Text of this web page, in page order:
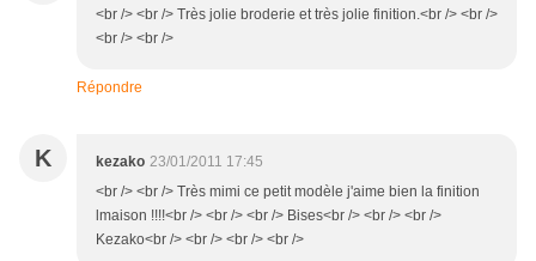
<br /> <br /> Très jolie broderie et très jolie finition.<br /> <br />
<br /> <br />
Répondre
K kezako 23/01/2011 17:45
<br /> <br /> Très mimi ce petit modèle j'aime bien la finition
lmaison !!!!<br /> <br /> <br /> Bises<br /> <br /> <br />
Kezako<br /> <br /> <br /> <br />